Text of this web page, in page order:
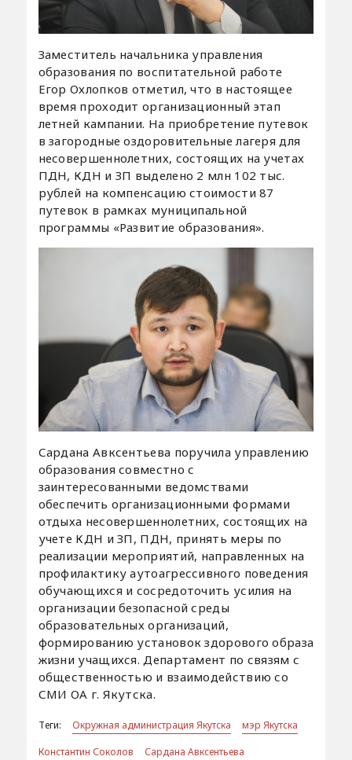
Заместитель начальника управления
образования по воспитательной работе
Егор Охлопков отметил, что в настоящее
время проходит организационный этап
летней кампании. На приобретение путевок
в загородные оздоровительные лагеря для
несовершеннолетних, состоящих на учетах
ПДН, КДН и ЗП выделено 2 млн 102 тыс.
рублей на компенсацию стоимости 87
путевок в рамках муниципальной
программы «Развитие образования».
Сардана Авксентьева поручила управлению
образования совместно с
заинтересованными ведомствами
обеспечить организационными формами
отдыха несовершеннолетних, состоящих на
учете КДН и ЗП, ПДН, принять меры по
реализации мероприятий, направленных на
профилактику аутоагрессивного поведения
обучающихся и сосредоточить усилия на
организации безопасной среды
образовательных организаций,
формированию установок здорового образа
жизни учащихся. Департамент по связям с
общественностью и взаимодействию со
СМИ ОА г. Якутска.
Теги: Окружная администрация Якутска
мэр Якутска
Константин Соколов
Сардана Авксентьева